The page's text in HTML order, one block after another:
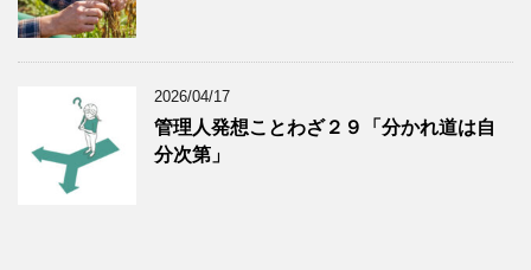
2026/04/17
管理人発想ことわざ２９「分かれ道は自
分次第」